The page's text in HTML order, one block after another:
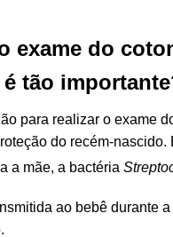
exame do
tão
para realizar o exame
do recém-nascido.
a mãe, a bactéria
ao bebê durante